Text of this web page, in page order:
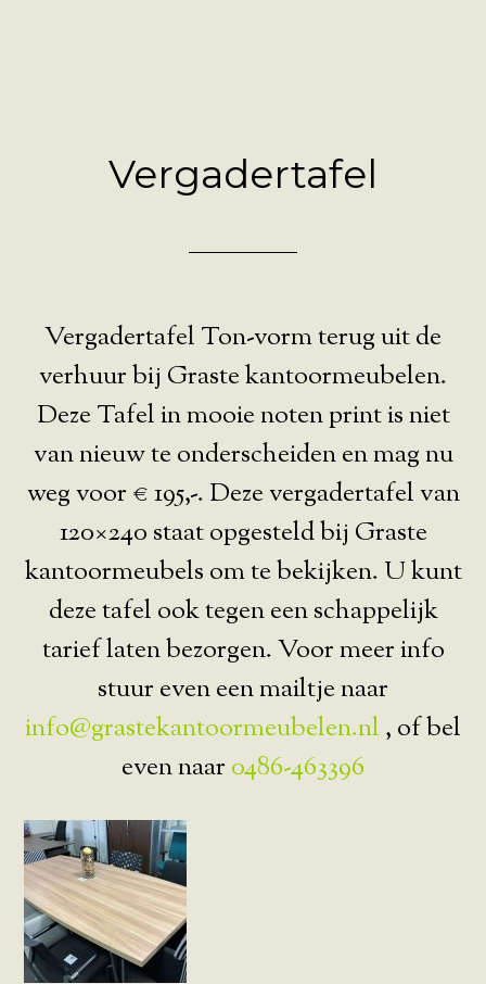
Vergadertafel
Vergadertafel Ton-vorm terug uit de
verhuur bij Graste kantoormeubelen.
Deze Tafel in mooie noten print is niet
van nieuw te onderscheiden en mag nu
weg voor € 195,-. Deze vergadertafel van
120×240 staat opgesteld bij Graste
kantoormeubels om te bekijken. U kunt
deze tafel ook tegen een schappelijk
tarief laten bezorgen. Voor meer info
stuur even een mailtje naar
info@grastekantoormeubelen.nl , of bel
even naar 0486-463396